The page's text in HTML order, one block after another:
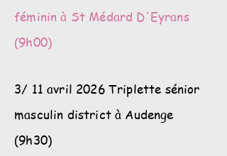
féminin à St Médard D'Eyrans
(9h00)
3/ 11 avril 2026 Triplette sénior
masculin district à Audenge
(9h30)